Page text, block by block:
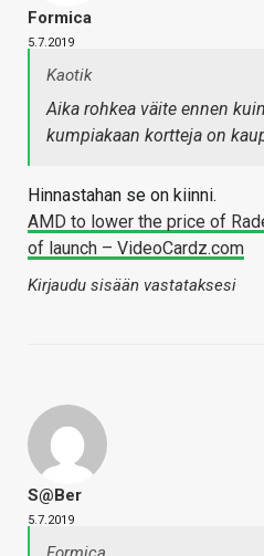
Formica
5.7.2019
Kaotik
Aika rohkea väite ennen
kumpiakaan kortteja on
Hinnastahan se on kiinni.
AMD to lower the price of
of launch – VideoCardz.com
Kirjaudu sisään vastataksesi
S@ber
5.7.2019